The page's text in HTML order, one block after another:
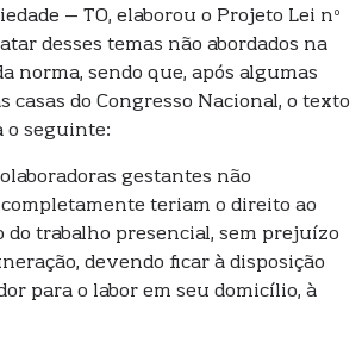
– TO, elaborou o Projeto Lei nº
desses temas não abordados na
norma, sendo que, após algumas
casas do Congresso Nacional, o texto
seguinte:
gestantes não
teriam o direito ao
do trabalho presencial, sem prejuízo
devendo ficar à disposição
para o labor em seu domicílio, à